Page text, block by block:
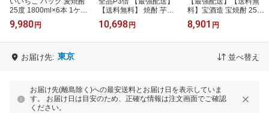
25度 1800ml×6本 1ケー
ス
9,980 円
【送料無料】 焼酎 芋焼
酎 黒霧島 本格芋焼酎 25
度 1.8L パック × 6本 宮
10,698 円
料】宝酒造 宝焼酎 25度
エコペット 4000ml 4L×1
ケース/4本 宝 焼酎
8,901 円
お届け先: 東京 並べ替え
お届け先(離島除く)への最安送料とお届け日を表示していま
す。 お届け日は目安のため、正確な情報は注文画面でご確認
ください。